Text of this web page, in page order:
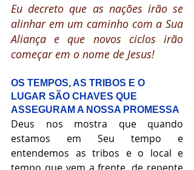
Eu decreto que as nações irão se
alinhar em um caminho com a Sua
Aliança e que novos ciclos irão
começar em o nome de Jesus!
OS TEMPOS, AS TRIBOS E O
LUGAR SÃO CHAVES QUE
ASSEGURAM A NOSSA PROMESSA
Deus nos mostra que quando
estamos em Seu tempo e
entendemos as tribos e o local e